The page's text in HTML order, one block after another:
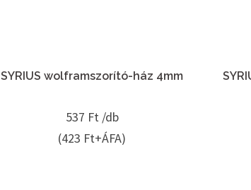
SYRIUS wolframszorító-ház 4mm
537 Ft /db
(423 Ft+ÁFA)